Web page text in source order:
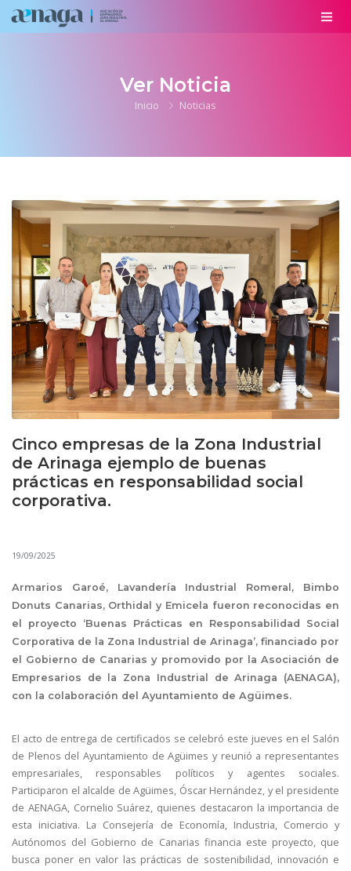
Ver Noticia
Inicio Noticias
Cinco empresas de la Zona Industrial
de Arinaga ejemplo de buenas
prácticas en responsabilidad social
corporativa.
19/09/2025
Armarios Garoé, Lavandería Industrial Romeral, Bimbo
Donuts Canarias, Orthidal y Emicela fueron reconocidas en
el proyecto ‘Buenas Prácticas en Responsabilidad Social
Corporativa de la Zona Industrial de Arinaga’, financiado por
el Gobierno de Canarias y promovido por la Asociación de
Empresarios de la Zona Industrial de Arinaga (AENAGA),
con la colaboración del Ayuntamiento de Agüimes.
El acto de entrega de certificados se celebró este jueves en el Salón
de Plenos del Ayuntamiento de Agüimes y reunió a representantes
empresariales, responsables políticos y agentes sociales.
Participaron el alcalde de Agüimes, Óscar Hernández, y el presidente
de AENAGA, Cornelio Suárez, quienes destacaron la importancia de
esta iniciativa. La Consejería de Economía, Industria, Comercio y
Autónomos del Gobierno de Canarias financia este proyecto, que
busca poner en valor las prácticas de sostenibilidad, innovación e